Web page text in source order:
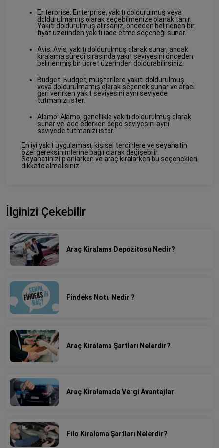
Enterprise: Enterprise, yakıtı doldurulmuş veya
doldurulmamış olarak seçebilmenize olanak tanır.
Yakıtı doldurulmuş alırsanız, önceden belirlenen bir
fiyat üzerinden yakıtı iade etme seçeneği sunar.
Avis: Avis, yakıtı doldurulmuş olarak sunar, ancak
kiralama süreci sırasında yakıt seviyesini önceden
belirlenmiş bir ücret üzerinden doldurabilirsiniz.
Budget: Budget, müşterilere yakıtı doldurulmuş
veya doldurulmamış olarak seçenek sunar ve aracı
geri verirken yakıt seviyesini aynı seviyede
tutmanızı ister.
Alamo: Alamo, genellikle yakıtı doldurulmuş olarak
sunar ve iade ederken depo seviyesini aynı
seviyede tutmanızı ister.
En iyi yakıt uygulaması, kişisel tercihlere ve seyahatin
özel gereksinimlerine bağlı olarak değişebilir.
Seyahatinizi planlarken ve araç kiralarken bu seçenekleri
dikkate almalısınız.
İlginizi Çekebilir
Araç Kiralama Depozitosu Nedir?
Findeks Notu Nedir ?
Araç Kiralama Şartları Nelerdir?
Araç Kiralamada Vergi Avantajlar
Filo Kiralama Şartları Nelerdir?